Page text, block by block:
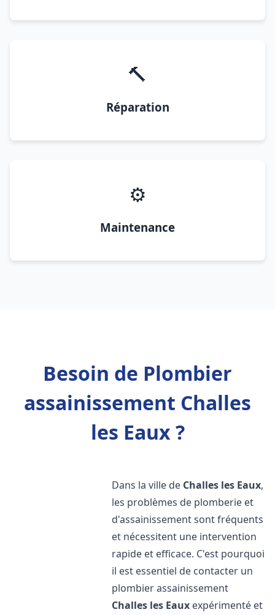
🔨
Réparation
⚙️
Maintenance
Besoin de Plombier
assainissement Challes
les Eaux ?
Dans la ville de Challes les Eaux,
les problèmes de plomberie et
d'assainissement sont fréquents
et nécessitent une intervention
rapide et efficace. C'est pourquoi
il est essentiel de contacter un
plombier assainissement
Challes les Eaux expérimenté et